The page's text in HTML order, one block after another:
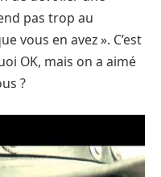
pas trop au
vous en avez ». C’est
OK, mais on a aimé
?